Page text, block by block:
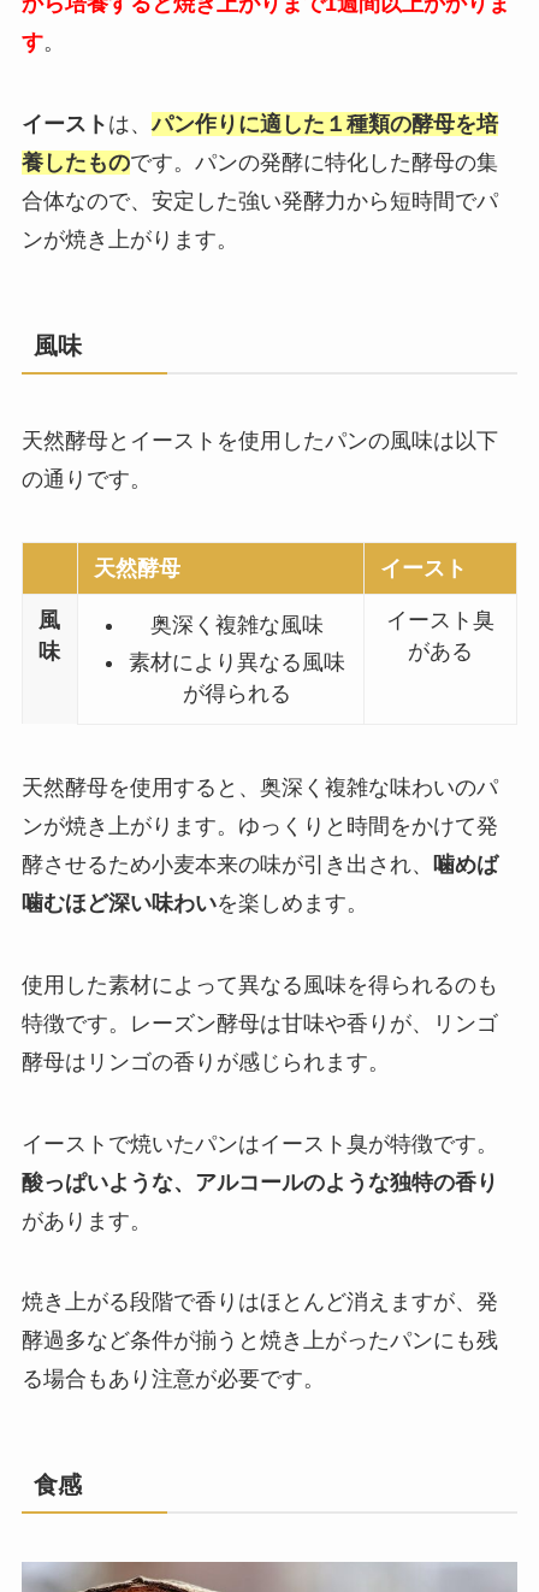
す。
イースト は、パン作りに適した１種類の酵母を培
養したものです。パンの発酵に特化した酵母の集
合体なので、安定した強い発酵力から短時間でパ
ンが焼き上がります。
風味
天然酵母とイーストを使用したパンの風味は以下
の通りです。
天然酵母 イースト
風
味
奥深く複雑な風味
素材により異なる風味
が得られる
イースト臭
がある
天然酵母を使用すると、奥深く複雑な味わいのパ
ンが焼き上がります。ゆっくりと時間をかけて発
酵させるため小麦本来の味が引き出され、
噛めば
噛むほど深い味わいを楽しめます。
使用した素材によって異なる風味を得られるのも
特徴です。レーズン酵母は甘味や香りが、リンゴ
酵母はリンゴの香りが感じられます。
イーストで焼いたパンはイースト臭が特徴です。
酸っぱいような、アルコールのような独特の香り
があります。
焼き上がる段階で香りはほとんど消えますが、発
酵過多など条件が揃うと焼き上がったパンにも残
る場合もあり注意が必要です。
食感